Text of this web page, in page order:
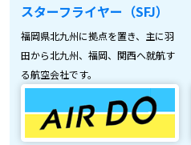
スターフライヤー（SFJ）
福岡県北九州に拠点を置き、主に羽
田から北九州、福岡、関西へ就航す
る航空会社です。